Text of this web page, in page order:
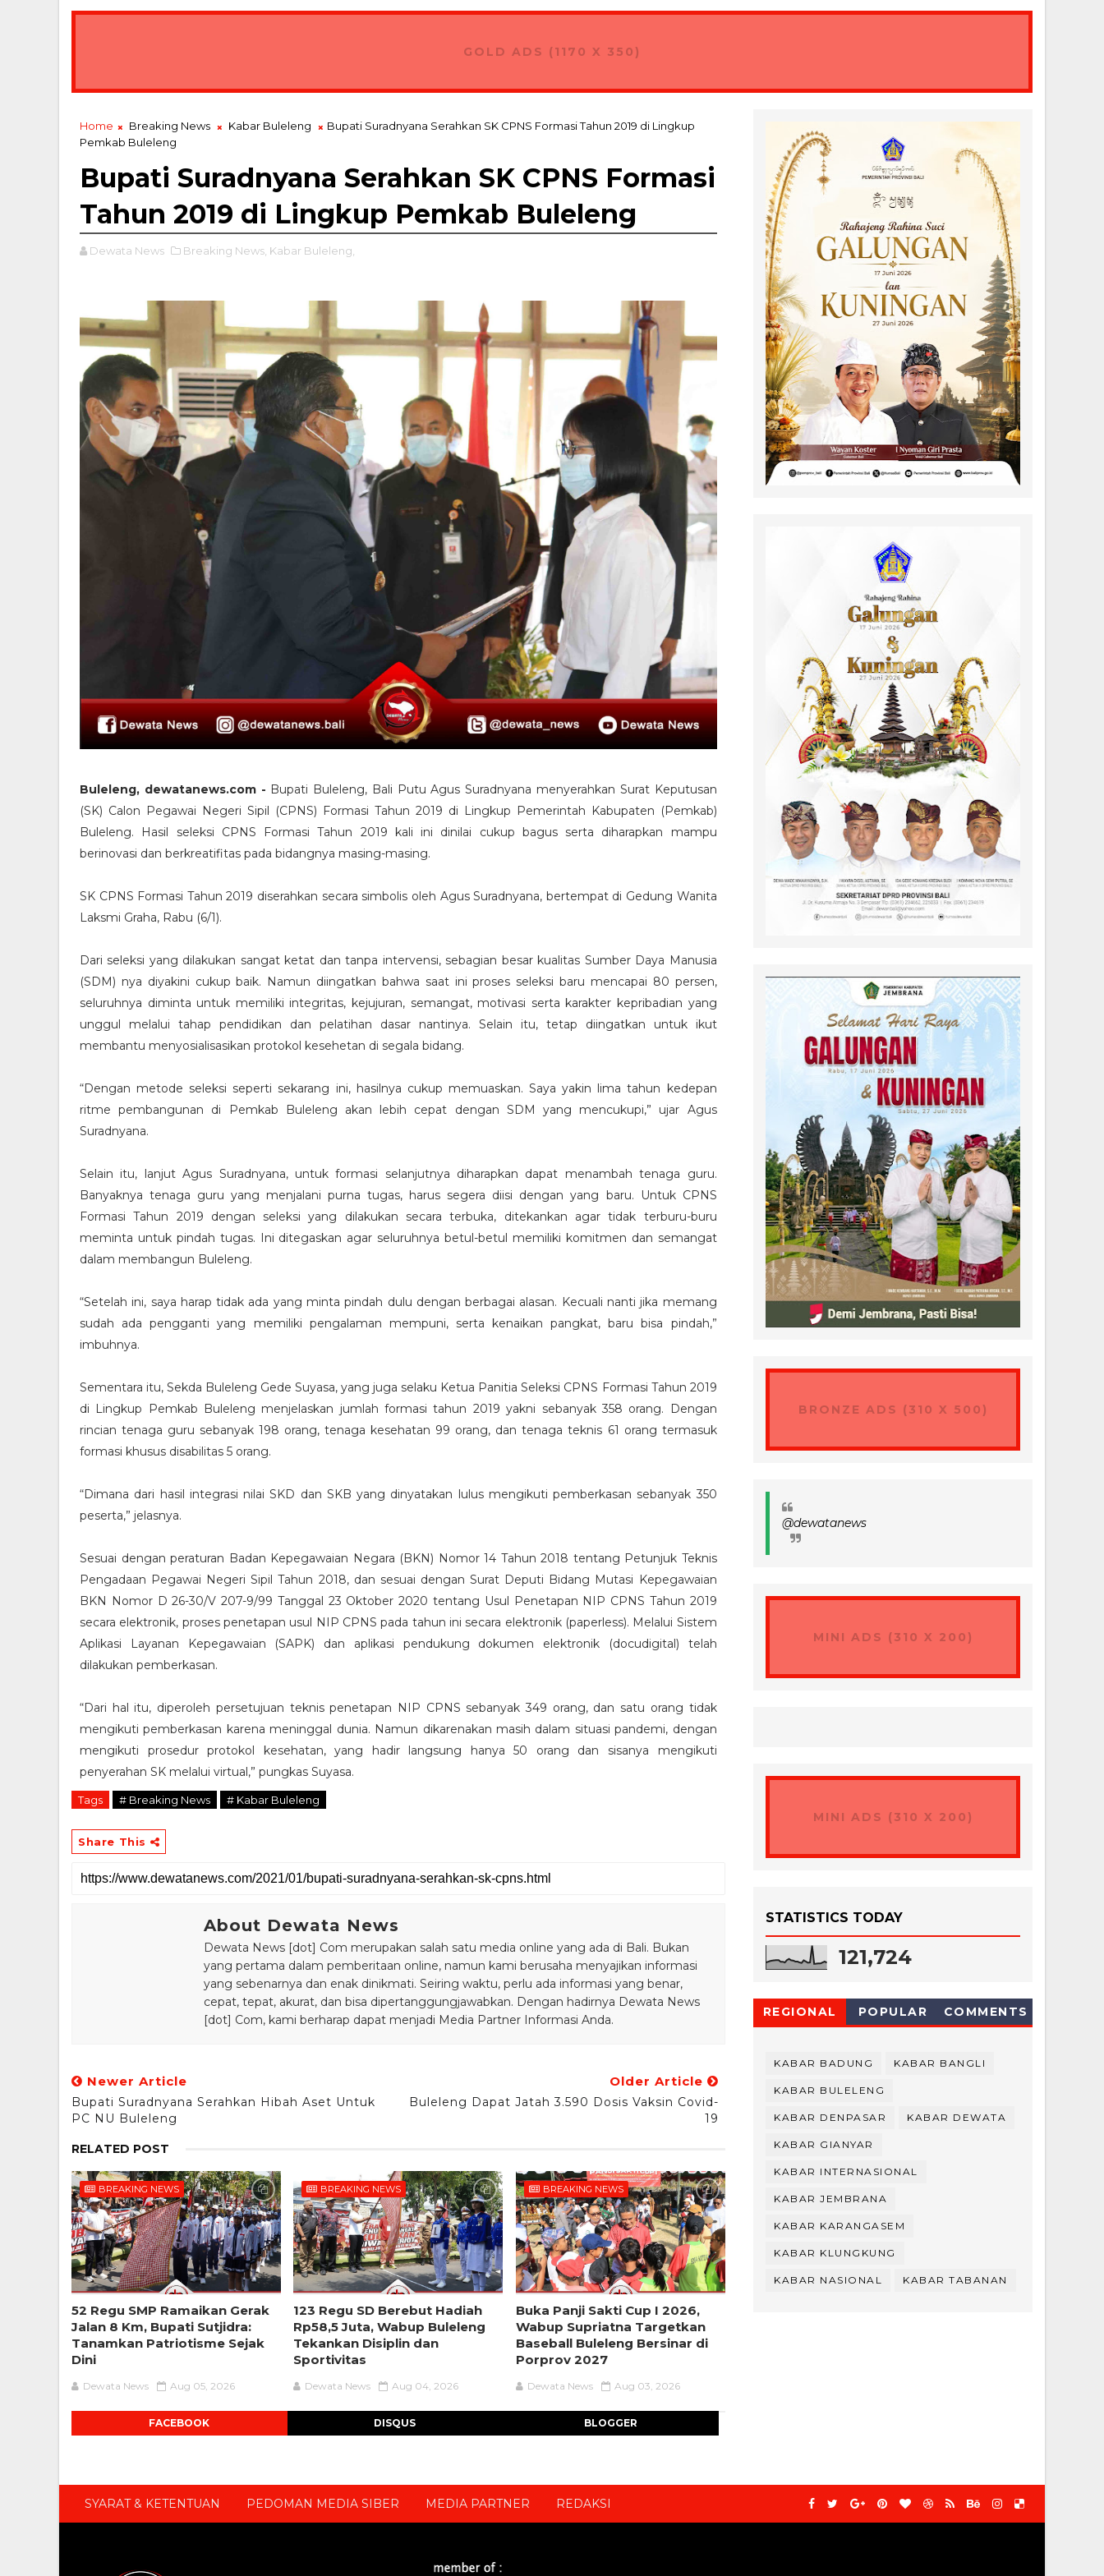
GOLD ADS (1170 X 350)
Home Breaking News Kabar Buleleng
Bupati Suradnyana Serahkan SK CPNS Formasi Tahun 2019 di Lingkup
Pemkab Buleleng
Bupati Suradnyana Serahkan SK CPNS Formasi
Tahun 2019 di Lingkup Pemkab Buleleng
Dewata News Breaking News, Kabar Buleleng,
Buleleng, dewatanews.com - Bupati Buleleng, Bali Putu Agus Suradnyana menyerahkan Surat Keputusan
(SK) Calon Pegawai Negeri Sipil (CPNS) Formasi Tahun 2019 di Lingkup Pemerintah Kabupaten (Pemkab)
Buleleng. Hasil seleksi CPNS Formasi Tahun 2019 kali ini dinilai cukup bagus serta diharapkan mampu
berinovasi dan berkreatifitas pada bidangnya masing-masing.
SK CPNS Formasi Tahun 2019 diserahkan secara simbolis oleh Agus Suradnyana, bertempat di Gedung Wanita
Laksmi Graha, Rabu (6/1).
Dari seleksi yang dilakukan sangat ketat dan tanpa intervensi, sebagian besar kualitas Sumber Daya Manusia
(SDM) nya diyakini cukup baik. Namun diingatkan bahwa saat ini proses seleksi baru mencapai 80 persen,
seluruhnya diminta untuk memiliki integritas, kejujuran, semangat, motivasi serta karakter kepribadian yang
unggul melalui tahap pendidikan dan pelatihan dasar nantinya. Selain itu, tetap diingatkan untuk ikut
membantu menyosialisasikan protokol kesehetan di segala bidang.
“Dengan metode seleksi seperti sekarang ini, hasilnya cukup memuaskan. Saya yakin lima tahun kedepan
ritme pembangunan di Pemkab Buleleng akan lebih cepat dengan SDM yang mencukupi,” ujar Agus
Suradnyana.
Selain itu, lanjut Agus Suradnyana, untuk formasi selanjutnya diharapkan dapat menambah tenaga guru.
Banyaknya tenaga guru yang menjalani purna tugas, harus segera diisi dengan yang baru. Untuk CPNS
Formasi Tahun 2019 dengan seleksi yang dilakukan secara terbuka, ditekankan agar tidak terburu-buru
meminta untuk pindah tugas. Ini ditegaskan agar seluruhnya betul-betul memiliki komitmen dan semangat
dalam membangun Buleleng.
“Setelah ini, saya harap tidak ada yang minta pindah dulu dengan berbagai alasan. Kecuali nanti jika memang
sudah ada pengganti yang memiliki pengalaman mempuni, serta kenaikan pangkat, baru bisa pindah,”
imbuhnya.
Sementara itu, Sekda Buleleng Gede Suyasa, yang juga selaku Ketua Panitia Seleksi CPNS Formasi Tahun 2019
di Lingkup Pemkab Buleleng menjelaskan jumlah formasi tahun 2019 yakni sebanyak 358 orang. Dengan
rincian tenaga guru sebanyak 198 orang, tenaga kesehatan 99 orang, dan tenaga teknis 61 orang termasuk
formasi khusus disabilitas 5 orang.
“Dimana dari hasil integrasi nilai SKD dan SKB yang dinyatakan lulus mengikuti pemberkasan sebanyak 350
peserta,” jelasnya.
Sesuai dengan peraturan Badan Kepegawaian Negara (BKN) Nomor 14 Tahun 2018 tentang Petunjuk Teknis
Pengadaan Pegawai Negeri Sipil Tahun 2018, dan sesuai dengan Surat Deputi Bidang Mutasi Kepegawaian
BKN Nomor D 26-30/V 207-9/99 Tanggal 23 Oktober 2020 tentang Usul Penetapan NIP CPNS Tahun 2019
secara elektronik, proses penetapan usul NIP CPNS pada tahun ini secara elektronik (paperless). Melalui Sistem
Aplikasi Layanan Kepegawaian (SAPK) dan aplikasi pendukung dokumen elektronik (docudigital) telah
dilakukan pemberkasan.
“Dari hal itu, diperoleh persetujuan teknis penetapan NIP CPNS sebanyak 349 orang, dan satu orang tidak
mengikuti pemberkasan karena meninggal dunia. Namun dikarenakan masih dalam situasi pandemi, dengan
mengikuti prosedur protokol kesehatan, yang hadir langsung hanya 50 orang dan sisanya mengikuti
penyerahan SK melalui virtual,” pungkas Suyasa.
Tags # Breaking News # Kabar Buleleng
Share This
About Dewata News
Dewata News [dot] Com merupakan salah satu media online yang ada di Bali. Bukan
yang pertama dalam pemberitaan online, namun kami berusaha menyajikan informasi
yang sebenarnya dan enak dinikmati. Seiring waktu, perlu ada informasi yang benar,
cepat, tepat, akurat, dan bisa dipertanggungjawabkan. Dengan hadirnya Dewata News
[dot] Com, kami berharap dapat menjadi Media Partner Informasi Anda.
Newer Article
Bupati Suradnyana Serahkan Hibah Aset Untuk
PC NU Buleleng
Older Article
Buleleng Dapat Jatah 3.590 Dosis Vaksin Covid-
19
RELATED POST
BREAKING NEWS
52 Regu SMP Ramaikan Gerak
Jalan 8 Km, Bupati Sutjidra:
Tanamkan Patriotisme Sejak
Dini
Dewata News Aug 05, 2026
BREAKING NEWS
123 Regu SD Berebut Hadiah
Rp58,5 Juta, Wabup Buleleng
Tekankan Disiplin dan
Sportivitas
Dewata News Aug 04, 2026
BREAKING NEWS
Buka Panji Sakti Cup I 2026,
Wabup Supriatna Targetkan
Baseball Buleleng Bersinar di
Porprov 2027
Dewata News Aug 03, 2026
FACEBOOK DISQUS BLOGGER
BRONZE ADS (310 X 500)
@dewatanews
MINI ADS (310 X 200)
MINI ADS (310 X 200)
STATISTICS TODAY
121,724
REGIONAL POPULAR COMMENTS
KABAR BADUNG KABAR BANGLI
KABAR BULELENG
KABAR DENPASAR KABAR DEWATA
KABAR GIANYAR
KABAR INTERNASIONAL
KABAR JEMBRANA
KABAR KARANGASEM
KABAR KLUNGKUNG
KABAR NASIONAL KABAR TABANAN
SYARAT & KETENTUAN PEDOMAN MEDIA SIBER MEDIA PARTNER REDAKSI